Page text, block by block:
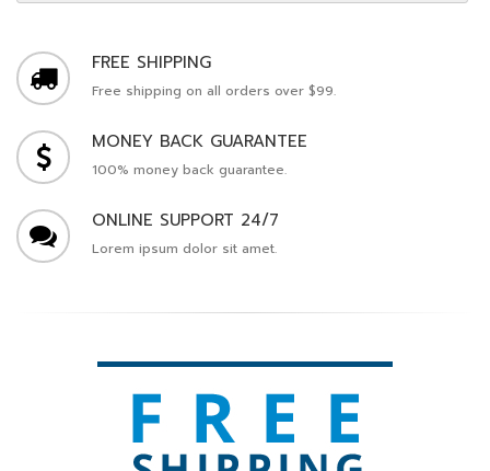
FREE SHIPPING
Free shipping on all orders over $99.
MONEY BACK GUARANTEE
100% money back guarantee.
ONLINE SUPPORT 24/7
Lorem ipsum dolor sit amet.